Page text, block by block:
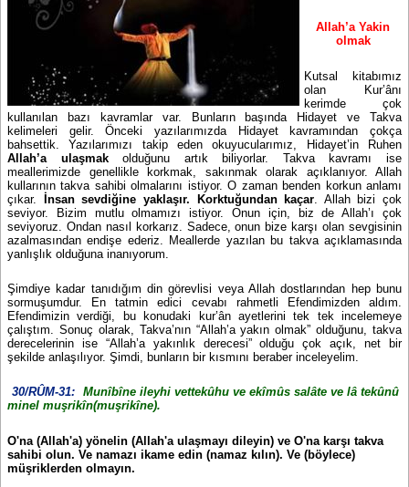
Allah’a Yakin
olmak
Kutsal kitabımız
olan Kur’ânı
kerimde çok
kullanılan bazı kavramlar var. Bunların başında Hidayet ve Takva
kelimeleri gelir. Önceki yazılarımızda Hidayet kavramından çokça
bahsettik. Yazılarımızı takip eden okuyucularımız, Hidayet’in Ruhen
Allah’a ulaşmakolduğunu artık biliyorlar. Takva kavramı ise
meallerimizde genellikle korkmak, sakınmak olarak açıklanıyor. Allah
kullarının takva sahibi olmalarını istiyor. O zaman benden korkun anlamı
çıkar. İnsan sevdiğine yaklaşır. Korktuğundan kaçar . Allah bizi çok
seviyor. Bizim mutlu olmamızı istiyor. Onun için, biz de Allah’ı çok
seviyoruz. Ondan nasıl korkarız. Sadece, onun bize karşı olan sevgisinin
azalmasından endişe ederiz. Meallerde yazılan bu takva açıklamasında
yanlışlık olduğuna inanıyorum.
Şimdiye kadar tanıdığım din görevlisi veya Allah dostlarından hep bunu
sormuşumdur. En tatmin edici cevabı rahmetli Efendimizden aldım.
Efendimizin verdiği, bu konudaki kur’ân ayetlerini tek tek incelemeye
çalıştım. Sonuç olarak, Takva’nın “Allah’a yakın olmak” olduğunu, takva
derecelerinin ise “Allah’a yakınlık derecesi” olduğu çok açık, net bir
şekilde anlaşılıyor. Şimdi, bunların bir kısmını beraber inceleyelim.
30/RÛM-31: Munîbîne ileyhi vettekûhu ve ekîmûs salâte ve lâ tekûnû
minel muşrikîn(muşrikîne).
O'na (Allah'a) yönelin (Allah'a ulaşmayı dileyin) ve O'na karşı takva
sahibi olun. Ve namazı ikame edin (namaz kılın). Ve (böylece)
müşriklerden olmayın.